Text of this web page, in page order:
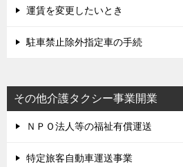
運賃を変更したいとき
駐車禁止除外指定車の手続
その他介護タクシー事業開業
ＮＰＯ法人等の福祉有償運送
特定旅客自動車運送事業